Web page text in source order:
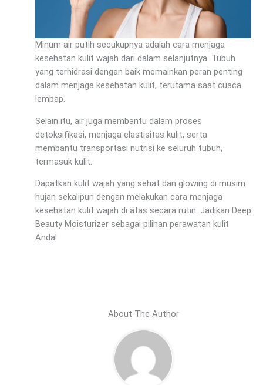
Minum air putih secukupnya adalah cara menjaga
kesehatan kulit wajah dari dalam selanjutnya. Tubuh
yang terhidrasi dengan baik memainkan peran penting
dalam menjaga kesehatan kulit, terutama saat cuaca
lembap.
Selain itu, air juga membantu dalam proses
detoksifikasi, menjaga elastisitas kulit, serta
membantu transportasi nutrisi ke seluruh tubuh,
termasuk kulit.
Dapatkan kulit wajah yang sehat dan glowing di musim
hujan sekalipun dengan melakukan cara menjaga
kesehatan kulit wajah di atas secara rutin. Jadikan Deep
Beauty Moisturizer sebagai pilihan perawatan kulit
Anda!
About The Author